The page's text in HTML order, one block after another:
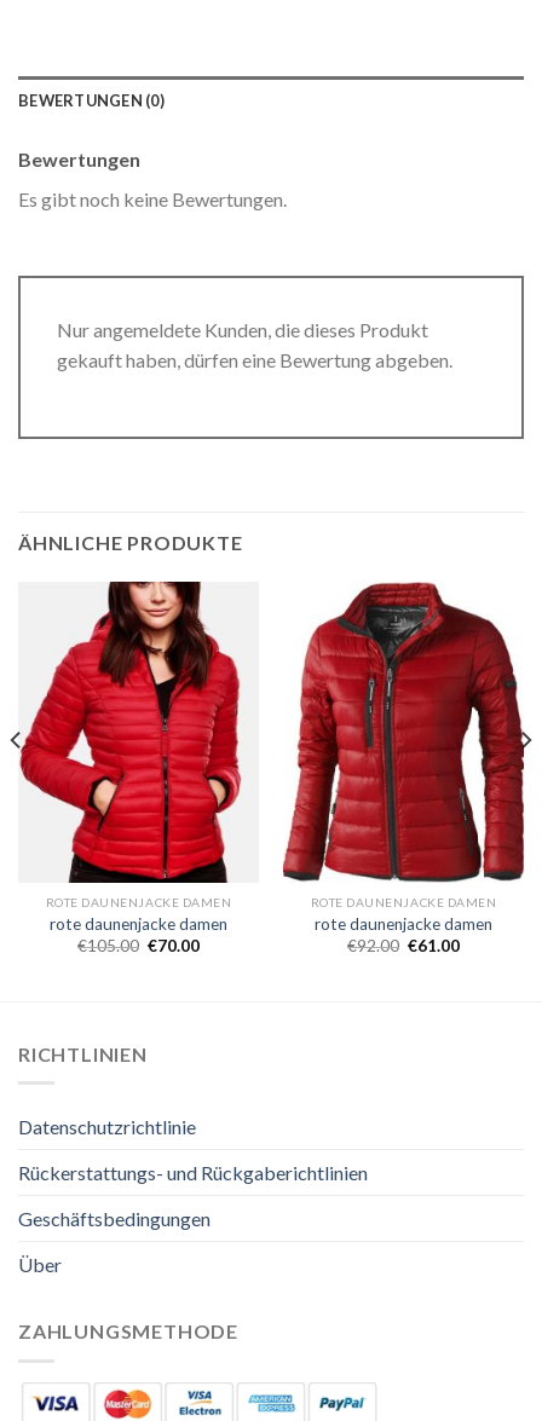
BEWERTUNGEN (0)
Bewertungen
Es gibt noch keine Bewertungen.
Nur angemeldete Kunden, die dieses Produkt
gekauft haben, dürfen eine Bewertung abgeben.
ÄHNLICHE PRODUKTE
ROTE DAUNENJACKE DAMEN
rote daunenjacke damen
€105.00 €70.00
ROTE DAUNENJACKE DAMEN
rote daunenjacke damen
€92.00 €61.00
RICHTLINIEN
Datenschutzrichtlinie
Rückerstattungs- und Rückgaberichtlinien
Geschäftsbedingungen
Über
ZAHLUNGSMETHODE